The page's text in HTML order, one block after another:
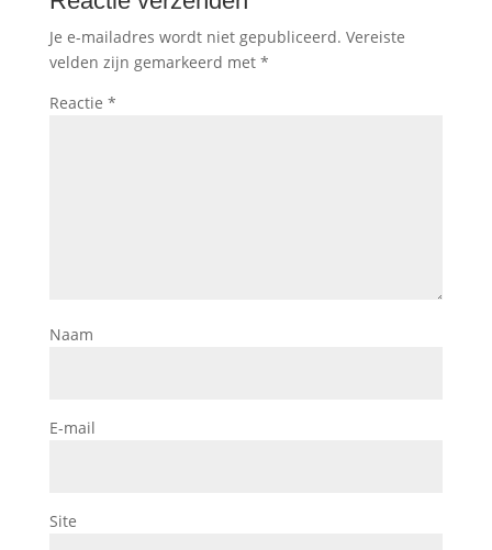
Je e-mailadres wordt niet gepubliceerd. Vereiste
velden zijn gemarkeerd met *
Reactie *
Naam
E-mail
Site